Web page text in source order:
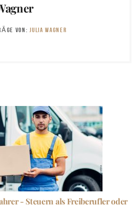
VON: JULIA WAGNER
- Steuern als Freiberufler oder